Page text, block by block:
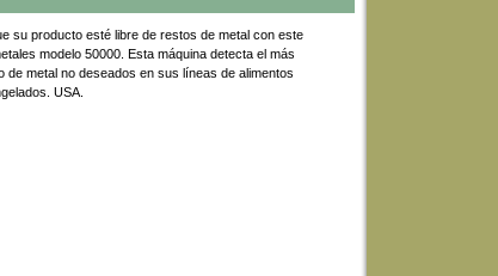
su producto esté libre de restos de metal con este
modelo 50000. Esta máquina detecta el más
de metal no deseados en sus líneas de alimentos
USA.